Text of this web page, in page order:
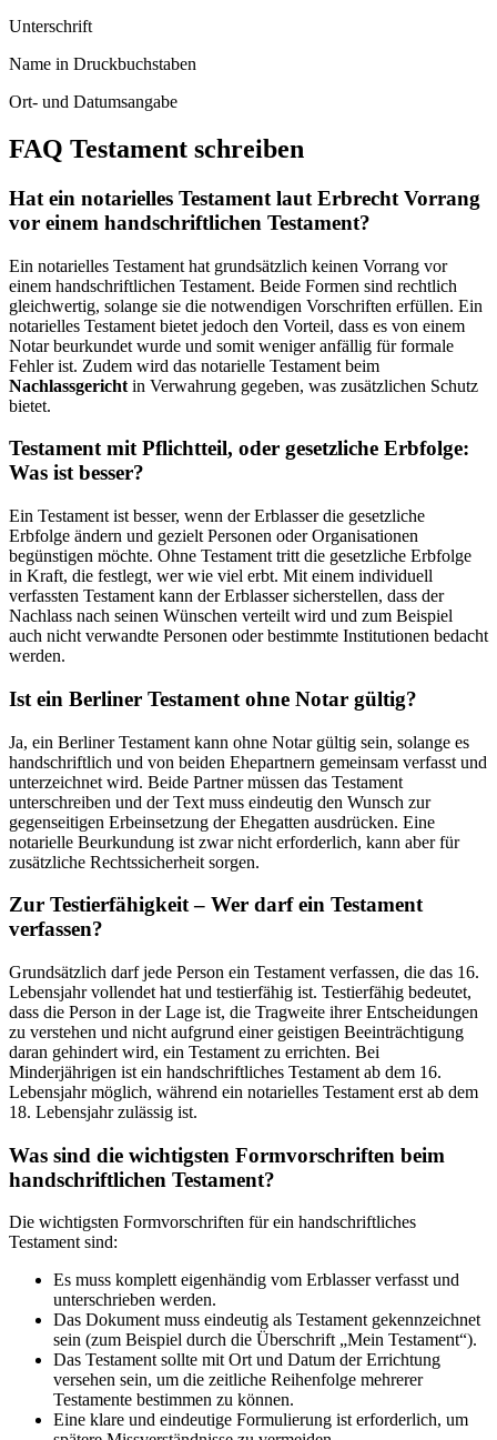
Unterschrift
Name in Druckbuchstaben
Ort- und Datumsangabe
FAQ Testament schreiben
Hat ein notarielles Testament laut Erbrecht Vorrang
vor einem handschriftlichen Testament?
Ein notarielles Testament hat grundsätzlich keinen Vorrang vor
einem handschriftlichen Testament. Beide Formen sind rechtlich
gleichwertig, solange sie die notwendigen Vorschriften erfüllen. Ein
notarielles Testament bietet jedoch den Vorteil, dass es von einem
Notar beurkundet wurde und somit weniger anfällig für formale
Fehler ist. Zudem wird das notarielle Testament beim
Nachlassgericht in Verwahrung gegeben, was zusätzlichen Schutz
bietet.
Testament mit Pflichtteil, oder gesetzliche Erbfolge:
Was ist besser?
Ein Testament ist besser, wenn der Erblasser die gesetzliche
Erbfolge ändern und gezielt Personen oder Organisationen
begünstigen möchte. Ohne Testament tritt die gesetzliche Erbfolge
in Kraft, die festlegt, wer wie viel erbt. Mit einem individuell
verfassten Testament kann der Erblasser sicherstellen, dass der
Nachlass nach seinen Wünschen verteilt wird und zum Beispiel
auch nicht verwandte Personen oder bestimmte Institutionen bedacht
werden.
Ist ein Berliner Testament ohne Notar gültig?
Ja, ein Berliner Testament kann ohne Notar gültig sein, solange es
handschriftlich und von beiden Ehepartnern gemeinsam verfasst und
unterzeichnet wird. Beide Partner müssen das Testament
unterschreiben und der Text muss eindeutig den Wunsch zur
gegenseitigen Erbeinsetzung der Ehegatten ausdrücken. Eine
notarielle Beurkundung ist zwar nicht erforderlich, kann aber für
zusätzliche Rechtssicherheit sorgen.
Zur Testierfähigkeit – Wer darf ein Testament
verfassen?
Grundsätzlich darf jede Person ein Testament verfassen, die das 16.
Lebensjahr vollendet hat und testierfähig ist. Testierfähig bedeutet,
dass die Person in der Lage ist, die Tragweite ihrer Entscheidungen
zu verstehen und nicht aufgrund einer geistigen Beeinträchtigung
daran gehindert wird, ein Testament zu errichten. Bei
Minderjährigen ist ein handschriftliches Testament ab dem 16.
Lebensjahr möglich, während ein notarielles Testament erst ab dem
18. Lebensjahr zulässig ist.
Was sind die wichtigsten Formvorschriften beim
handschriftlichen Testament?
Die wichtigsten Formvorschriften für ein handschriftliches
Testament sind:
Es muss komplett eigenhändig vom Erblasser verfasst und
unterschrieben werden.
Das Dokument muss eindeutig als Testament gekennzeichnet
sein (zum Beispiel durch die Überschrift „Mein Testament“).
Das Testament sollte mit Ort und Datum der Errichtung
versehen sein, um die zeitliche Reihenfolge mehrerer
Testamente bestimmen zu können.
Eine klare und eindeutige Formulierung ist erforderlich, um